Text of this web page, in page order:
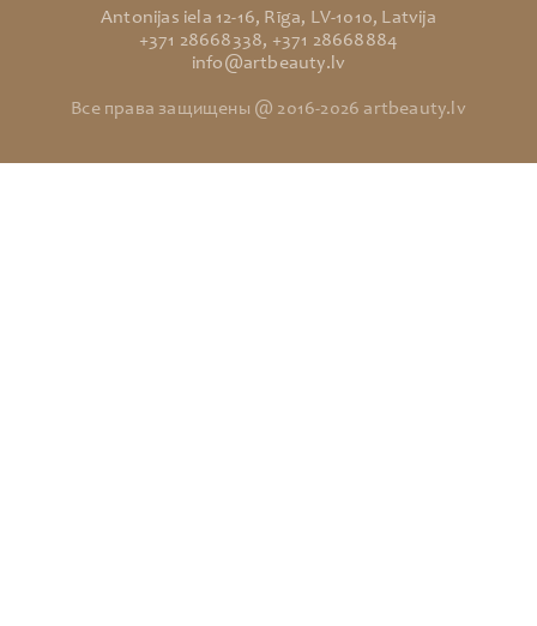
Antonijas iela 12-16, Rīga, LV-1010, Latvija
+371 28668338, +371 28668884
info@artbeauty.lv
Все права защищены @ 2016-2026 artbeauty.lv